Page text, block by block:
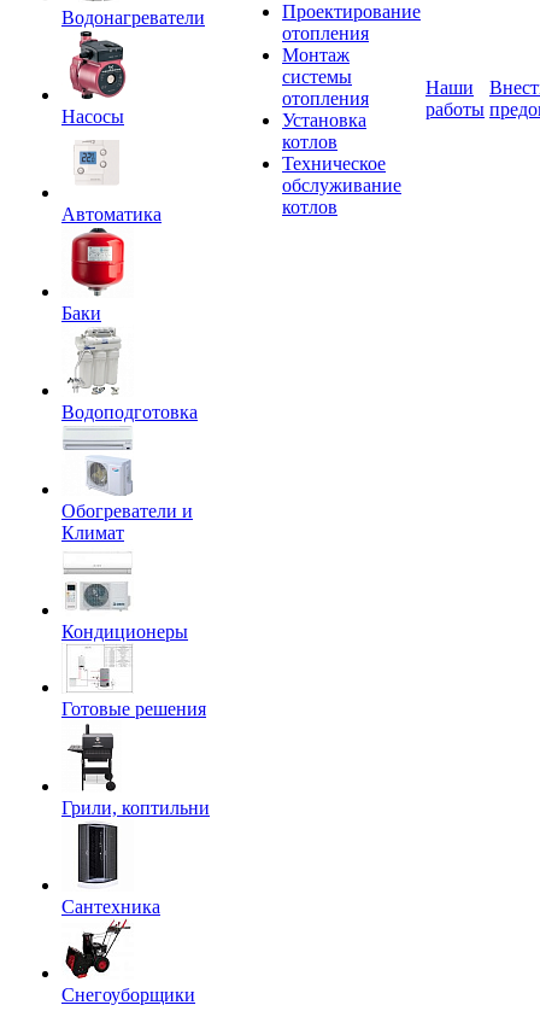
Водонагреватели
Насосы
Автоматика
Баки
Водоподготовка
Обогреватели и
Климат
Кондиционеры
Готовые решения
Грили, коптильни
Сантехника
Снегоуборщики
Проектирование
отопления
Монтаж
системы
отопления
Установка
котлов
Техническое
обслуживание
котлов
Наши
работы